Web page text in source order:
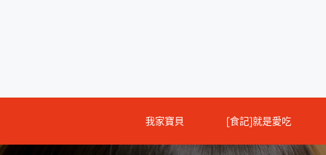
我家寶貝 [食記]就是愛吃